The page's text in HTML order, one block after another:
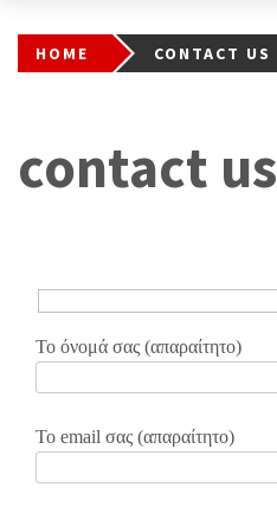
HOME CONTACT US
contact us
Το όνομά σας (απαραίτητο)
Το email σας (απαραίτητο)